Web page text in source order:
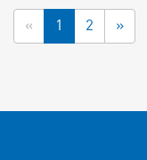
« 1 2 »